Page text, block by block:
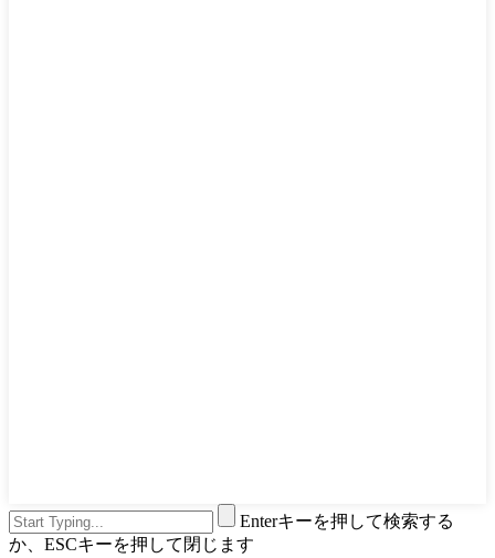
Enterキーを押して検索する
か、ESCキーを押して閉じます